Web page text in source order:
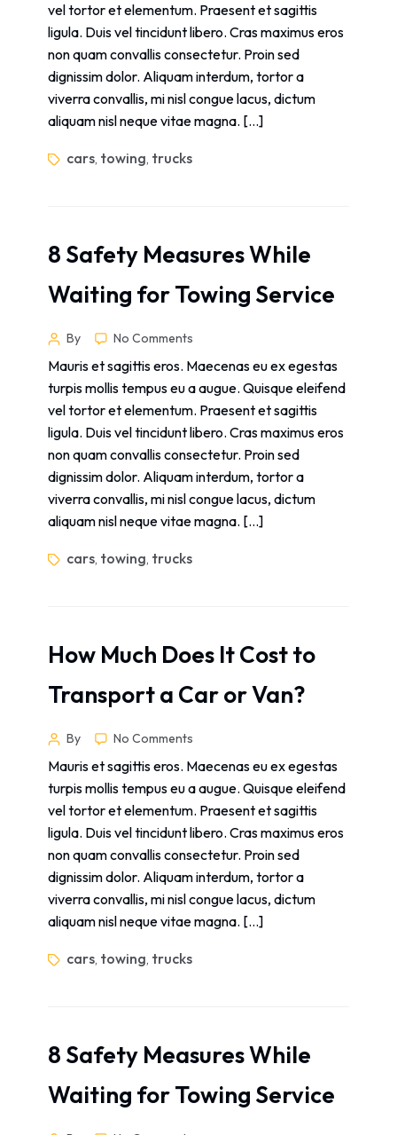
vel tortor et elementum. Praesent et sagittis
ligula. Duis vel tincidunt libero. Cras maximus eros
non quam convallis consectetur. Proin sed
dignissim dolor. Aliquam interdum, tortor a
viverra convallis, mi nisl congue lacus, dictum
aliquam nisl neque vitae magna. […]
cars, towing, trucks
8 Safety Measures While
Waiting for Towing Service
By No Comments
Mauris et sagittis eros. Maecenas eu ex egestas
turpis mollis tempus eu a augue. Quisque eleifend
vel tortor et elementum. Praesent et sagittis
ligula. Duis vel tincidunt libero. Cras maximus eros
non quam convallis consectetur. Proin sed
dignissim dolor. Aliquam interdum, tortor a
viverra convallis, mi nisl congue lacus, dictum
aliquam nisl neque vitae magna. […]
cars, towing, trucks
How Much Does It Cost to
Transport a Car or Van?
By No Comments
Mauris et sagittis eros. Maecenas eu ex egestas
turpis mollis tempus eu a augue. Quisque eleifend
vel tortor et elementum. Praesent et sagittis
ligula. Duis vel tincidunt libero. Cras maximus eros
non quam convallis consectetur. Proin sed
dignissim dolor. Aliquam interdum, tortor a
viverra convallis, mi nisl congue lacus, dictum
aliquam nisl neque vitae magna. […]
cars, towing, trucks
8 Safety Measures While
Waiting for Towing Service